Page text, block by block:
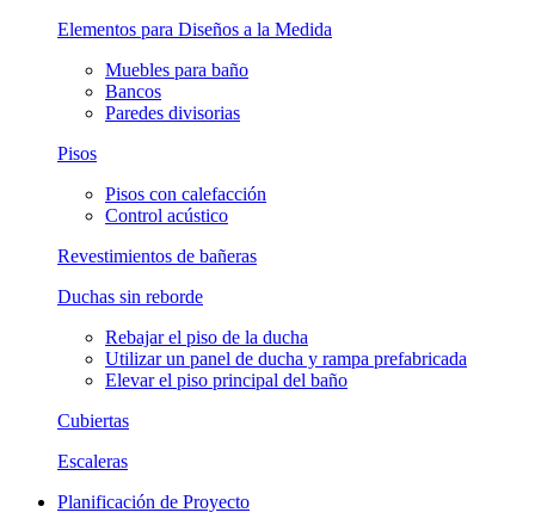
Elementos para Diseños a la Medida
Muebles para baño
Bancos
Paredes divisorias
Pisos
Pisos con calefacción
Control acústico
Revestimientos de bañeras
Duchas sin reborde
Rebajar el piso de la ducha
Utilizar un panel de ducha y rampa prefabricada
Elevar el piso principal del baño
Cubiertas
Escaleras
Planificación de Proyecto